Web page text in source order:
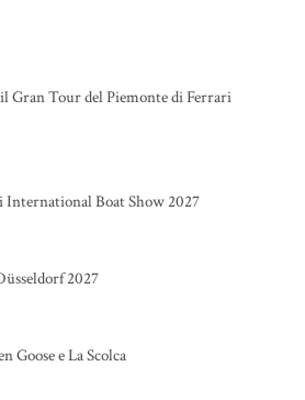
il Gran Tour del Piemonte di Ferrari
International Boat Show 2027
2027
Goose e La Scolca